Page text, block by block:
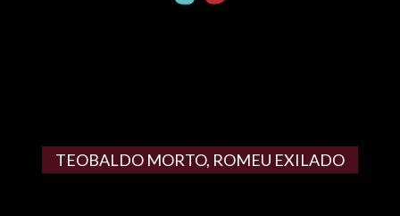
TEOBALDO MORTO, ROMEU EXILADO